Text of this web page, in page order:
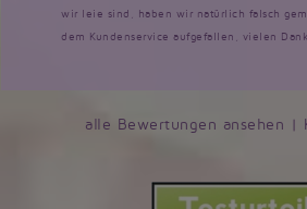
wir leie sind, haben wir natürlich falsch
dem Kundenservice aufgefallen, vielen
alle Bewertungen ansehen |